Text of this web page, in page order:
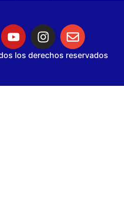
los derechos reservados